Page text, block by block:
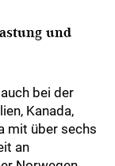
und
bei der
Kanada,
mit über sechs
an